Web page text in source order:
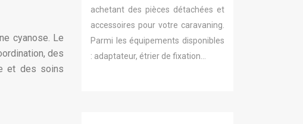
cyanose. Le
des
et des soins
achetant des pièces détachées et
accessoires pour votre caravaning.
Parmi les équipements disponibles
: adaptateur, étrier de fixation…